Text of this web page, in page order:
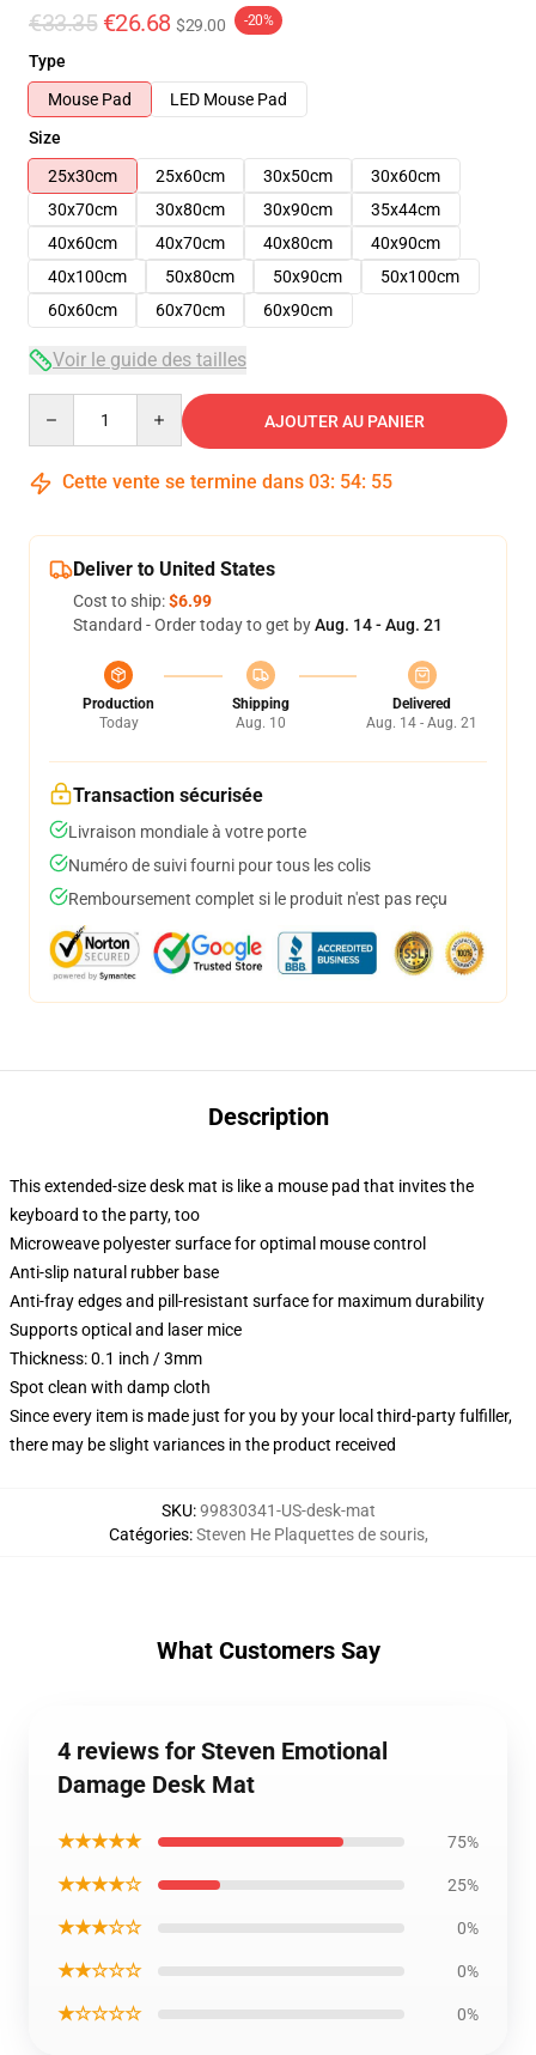
€33.35 €26.68 $29.00 -20%
Type
Mouse Pad
LED Mouse Pad
Size
25x30cm
25x60cm 30x50cm
30x60cm
30x70cm
30x80cm 30x90cm
35x44cm
40x60cm
40x70cm 40x80cm
40x90cm
40x100cm
50x80cm 50x90cm
50x100cm
60x60cm
60x70cm 60x90cm
Voir le guide des tailles
AJOUTER AU PANIER
Cette vente se termine dans 03: 54: 54
Deliver to United States
Cost to ship:$6.99
Standard - Order today to get byAug. 14 - Aug. 21
Production
Today
Shipping
Aug. 10
Delivered
Aug. 14 - Aug. 21
Transaction sécurisée
Livraison mondiale à votre porte
Numéro de suivi fourni pour tous les colis
Remboursement complet si le produit n'est pas reçu
Description
This extended-size desk mat is like a mouse pad that invites the
keyboard to the party, too
Microweave polyester surface for optimal mouse control
Anti-slip natural rubber base
Anti-fray edges and pill-resistant surface for maximum durability
Supports optical and laser mice
Thickness: 0.1 inch / 3mm
Spot clean with damp cloth
Since every item is made just for you by your local third-party fulfiller,
there may be slight variances in the product received
SKU:99830341-US-desk-mat
Catégories:Steven He Plaquettes de souris,
What Customers Say
4 reviews for Steven Emotional
Damage Desk Mat
★★★★★ 75%
★★★★☆ 25%
★★★☆☆ 0%
★★☆☆☆ 0%
★☆☆☆☆ 0%